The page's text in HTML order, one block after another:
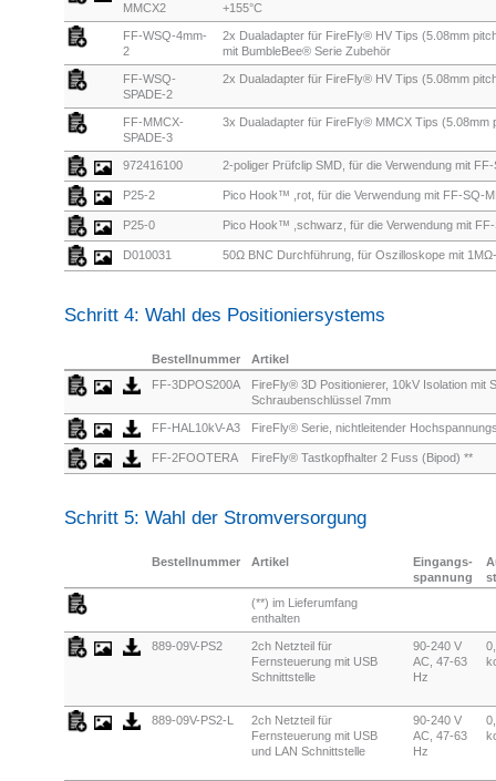
MMCX2
+155°C
FF-WSQ-4mm-
2
2x Dualadapter für FireFly® HV Tips (5.08mm
mit BumbleBee® Serie Zubehör
FF-WSQ-
SPADE-2
2x Dualadapter für FireFly® HV Tips (5.08mm
FF-MMCX-
SPADE-3
3x Dualadapter für FireFly® MMCX Tips (5.08mm
972416100 2-poliger Prüfclip SMD, für die Verwendung mit
P25-2 Pico Hook™ ,rot, für die Verwendung mit FF-SQ-
P25-0 Pico Hook™ ,schwarz, für die Verwendung mit
D010031 50Ω BNC Durchführung, für Oszilloskope mit
Schritt 4: Wahl des Positioniersystems
Bestellnummer
Artikel
FF-3DPOS200A
FireFly® 3D Positionierer, 10kV Isolation mit
Schraubenschlüssel 7mm
FF-HAL10kV-A3 FireFly® Serie, nichtleitender
FF-2FOOTERA FireFly® Tastkopfhalter 2 Fuss (Bipod) **
Schritt 5: Wahl der Stromversorgung
Bestellnummer Artikel
Eingangs-
spannung
(**) im Lieferumfang
enthalten
889-09V-PS2
2ch Netzteil für
Fernsteuerung mit USB
Schnittstelle
90-240 V
AC, 47-63
Hz
889-09V-PS2-L
2ch Netzteil für
Fernsteuerung mit USB
und LAN Schnittstelle
90-240 V
AC, 47-63
Hz